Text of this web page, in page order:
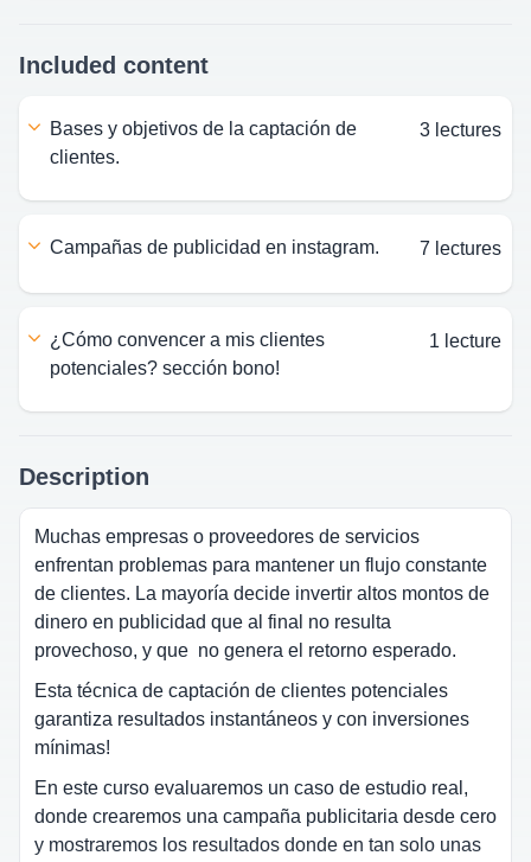
Included content
bases y objetivos de la captación de
clientes.
3 lectures
campañas de publicidad en instagram. 7 lectures
¿cómo convencer a mis clientes
potenciales? sección bono!
1 lecture
Description
Muchas empresas o proveedores de servicios
enfrentan problemas para mantener un flujo constante
de clientes. La mayoría decide invertir altos montos de
dinero en publicidad que al final no resulta
provechoso, y que no genera el retorno esperado.
Esta técnica de captación de clientes potenciales
garantiza resultados instantáneos y con inversiones
mínimas!
En este curso evaluaremos un caso de estudio real,
donde crearemos una campaña publicitaria desde cero
y mostraremos los resultados donde en tan solo unas